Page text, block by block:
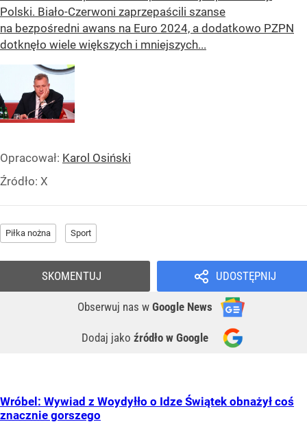
Polski. Biało-Czerwoni zaprzepaścili szanse
na bezpośredni awans na Euro 2024, a dodatkowo PZPN
dotknęło wiele większych i mniejszych...
Opracował: Karol Osiński
Źródło: X
Piłka nożna Sport
UDOSTĘPNIJ
Obserwuj nas w Google News
Dodaj jako źródło w Google
SKOMENTUJ
Wróbel: Wywiad z Woydyłło o Idze Świątek obnażył coś
znacznie gorszego